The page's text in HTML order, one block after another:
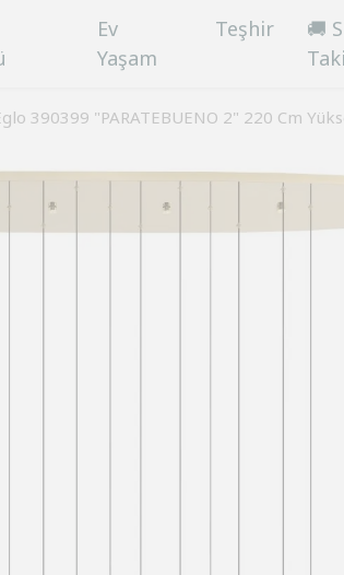
Ev
Yaşam
Teşhir
🚚
390399 "PARATEBUENO 2" 220 Cm